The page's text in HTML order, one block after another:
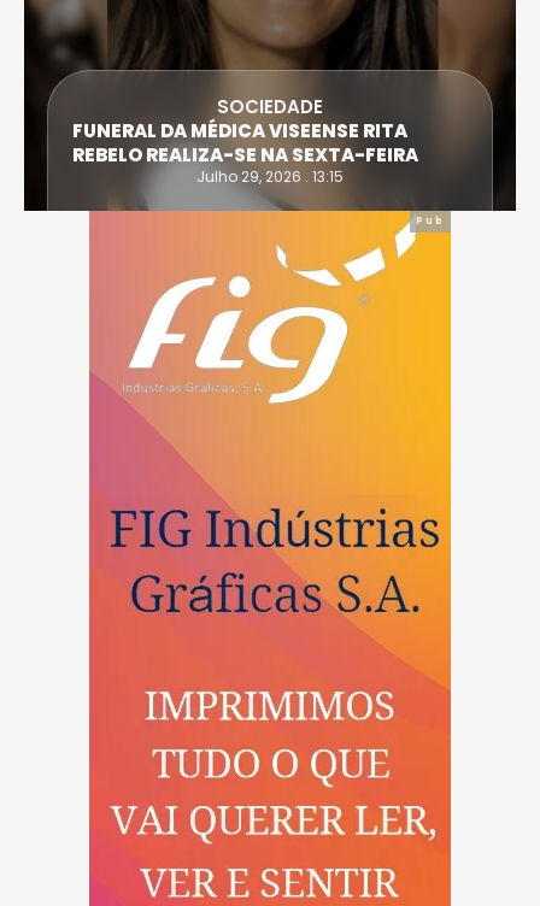
SOCIEDADE
FUNERAL DA MÉDICA VISEENSE RITA
REBELO REALIZA-SE NA SEXTA-FEIRA
Julho 29, 2026 . 13:15
Pub